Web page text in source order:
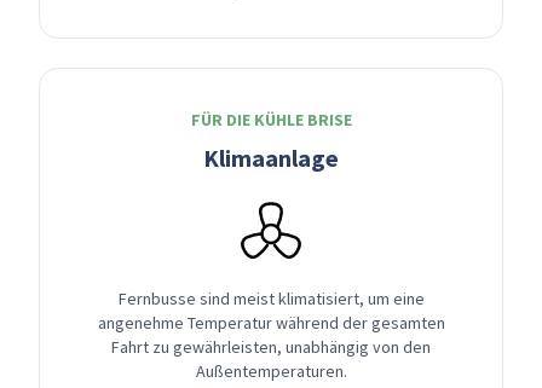
FÜR DIE KÜHLE BRISE
Klimaanlage
Fernbusse sind meist klimatisiert, um eine
angenehme Temperatur während der gesamten
Fahrt zu gewährleisten, unabhängig von den
Außentemperaturen.